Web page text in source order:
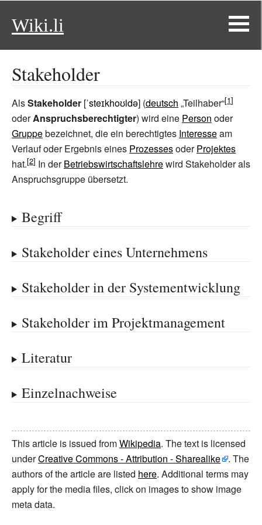
Wiki.li
Stakeholder
AlsStakeholder [ˈsteɪkhoʊldə] (deutsch „Teilhaber“
oderAnspruchsberechtigter) wird eine Person oder
Gruppebezeichnet, die ein berechtigtes Interesseam
Verlauf oder Ergebnis eines ProzessesoderProjektes
hat.
In derBetriebswirtschaftslehrewird Stakeholder als
Anspruchsgruppe übersetzt.
Begriff
Stakeholder eines Unternehmens
Stakeholder in der Systementwicklung
Stakeholder im Projektmanagement
Literatur
Einzelnachweise
This article is issued fromWikipedia. The text is licensed
underCreative Commons - Attribution - Sharealike
. The
authors of the article are listed here. Additional terms may
apply for the media files, click on images to show image
meta data.